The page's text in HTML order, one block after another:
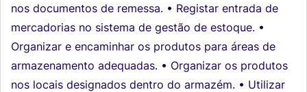
nos documentos de remessa. • Registar entrada de
mercadorias no sistema de gestão de estoque. •
Organizar e encaminhar os produtos para áreas de
armazenamento adequadas. • Organizar os produtos
nos locais designados dentro do armazém. • Utilizar